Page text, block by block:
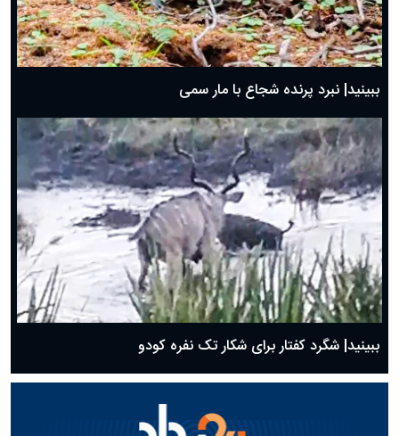
ببینید| نبرد پرنده شجاع با مار سمی
ببینید| شگرد کفتار برای شکار تک نفره کودو